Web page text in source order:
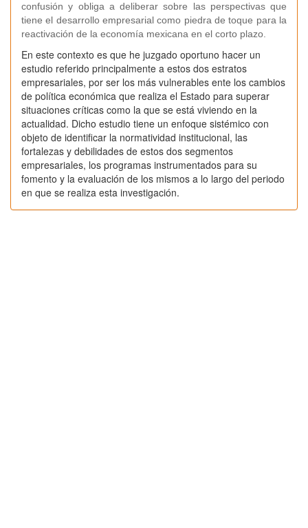
confusión y obliga a deliberar sobre las perspectivas que
tiene el desarrollo empresarial como piedra de toque para la
reactivación de la economía mexicana en el corto plazo.
En este contexto es que he juzgado oportuno hacer un
estudio referido principalmente a estos dos estratos
empresariales, por ser los más vulnerables ente los cambios
de política económica que realiza el Estado para superar
situaciones críticas como la que se está viviendo en la
actualidad. Dicho estudio tiene un enfoque sistémico con
objeto de identificar la normatividad institucional, las
fortalezas y debilidades de estos dos segmentos
empresariales, los programas instrumentados para su
fomento y la evaluación de los mismos a lo largo del periodo
en que se realiza esta investigación.